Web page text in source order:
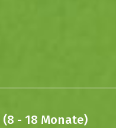
- 18 Monate)